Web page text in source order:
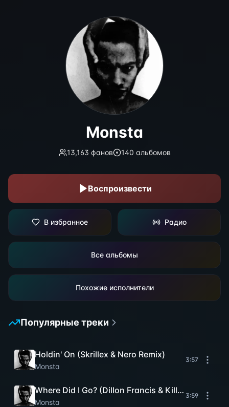
Monsta
13,163 фанов 140 альбомов
Воспроизвести
В избранное Радио
Все альбомы
Похожие исполнители
Популярные треки
Holdin' On (Skrillex & Nero Remix)
Monsta
3:57
Where Did I Go? (Dillon Francis & Kill Paris Remix)
Monsta
3:59